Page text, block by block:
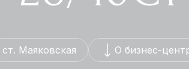
ст. Маяковская О бизнес-